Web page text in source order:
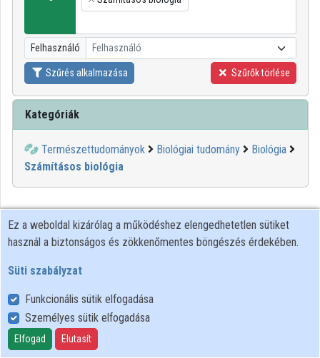
Intézményi listák
Intézmények
Közreműködők
×
Felhasználó Felhasználó
Szűrés alkalmazása Szűrők törlése
Kategóriák
Természettudományok Biológiai tudomány
Biológia
Számításos biológia
Felhasználói szabályzat
Adatkezelési tájékoztató
Süti szabályzat
Ez a weboldal kizárólag a működéshez elengedhetetlen sütiket
használ a biztonságos és zökkenőmentes böngészés érdekében.
Süti szabályzat
Funkcionális sütik elfogadása
Személyes sütik elfogadása
Elfogad Elutasít